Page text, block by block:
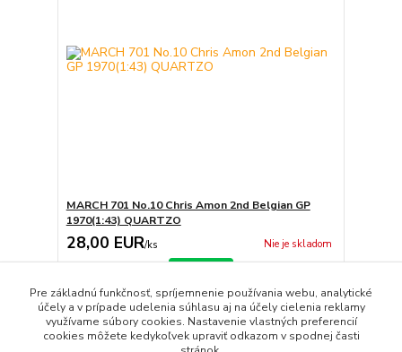
MARCH 701 No.10 Chris Amon 2nd Belgian GP
1970(1:43) QUARTZO
28,00 EUR/ks Nie je skladom
strana z 1
Pre základnú funkčnosť, spríjemnenie používania webu, analytické
účely a v prípade udelenia súhlasu aj na účely cielenia reklamy
využívame súbory cookies. Nastavenie vlastných preferencií
cookies môžete kedykoľvek upraviť odkazom v spodnej časti